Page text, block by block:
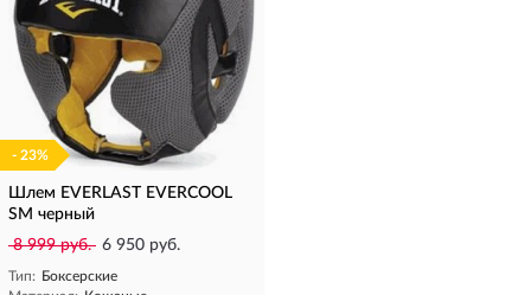
- 23%
Шлем EVERLAST EVERCOOL
SM черный
8 999 руб. 6 950 руб.
Тип: Боксерские